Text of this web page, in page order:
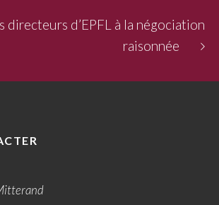
directeurs d’EPFL à la négociation
raisonnée